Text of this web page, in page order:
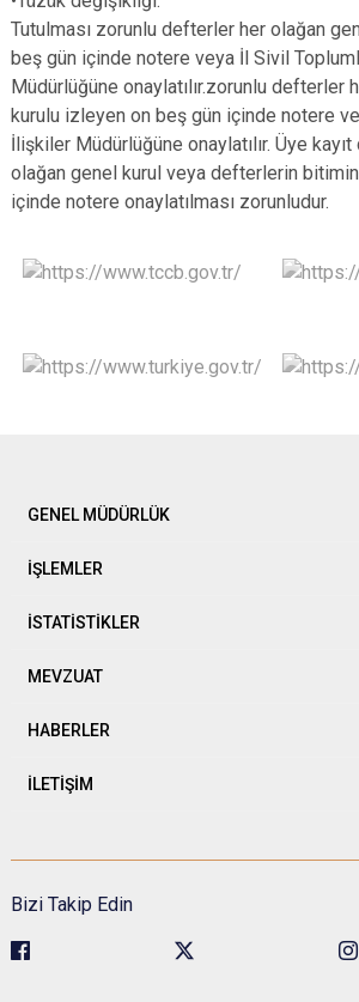
Tutulması zorunlu defterler her olağan
beş gün içinde notere veya İl Sivil
Müdürlüğüne onaylatılır.zorunlu defterler
kurulu izleyen on beş gün içinde notere
İlişkiler Müdürlüğüne onaylatılır. Üye
olağan genel kurul veya defterlerin
içinde notere onaylatılması zorunludur.
GENEL MÜDÜRLÜK
İŞLEMLER
İSTATİSTİKLER
MEVZUAT
HABERLER
İLETİŞİM
Bizi Takip Edin